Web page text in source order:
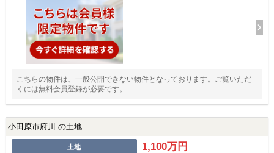
こちらの物件は、一般公開できない物件となっております。ご覧いただ
くには無料会員登録が必要です。
小田原市府川 の土地
土地 1,100万円